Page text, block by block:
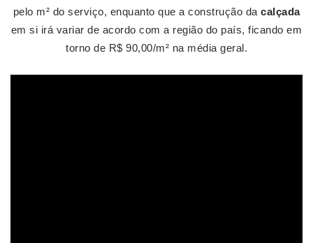
pelo m² do serviço, enquanto que a construção da calçada
em si irá variar de acordo com a região do país, ficando em
torno de R$ 90,00/m² na média geral.